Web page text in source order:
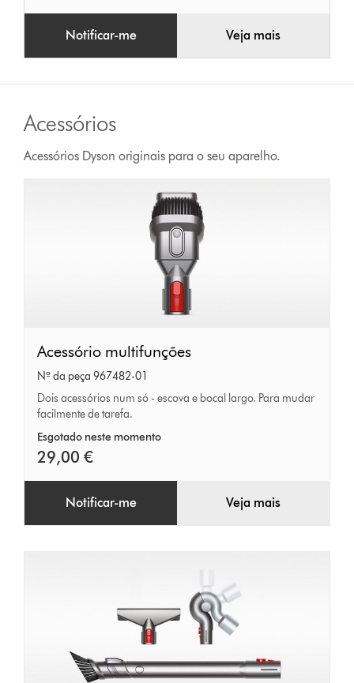
Notificar-me Veja mais
Acessórios
Acessórios Dyson originais para o seu aparelho.
Acessório
multifunções
Acessório multifunções
Nº da peça 967482-01
Dois acessórios num só - escova e bocal largo. Para mudar
facilmente de tarefa.
Esgotado neste momento
29,00 €
Notificar-me Veja mais